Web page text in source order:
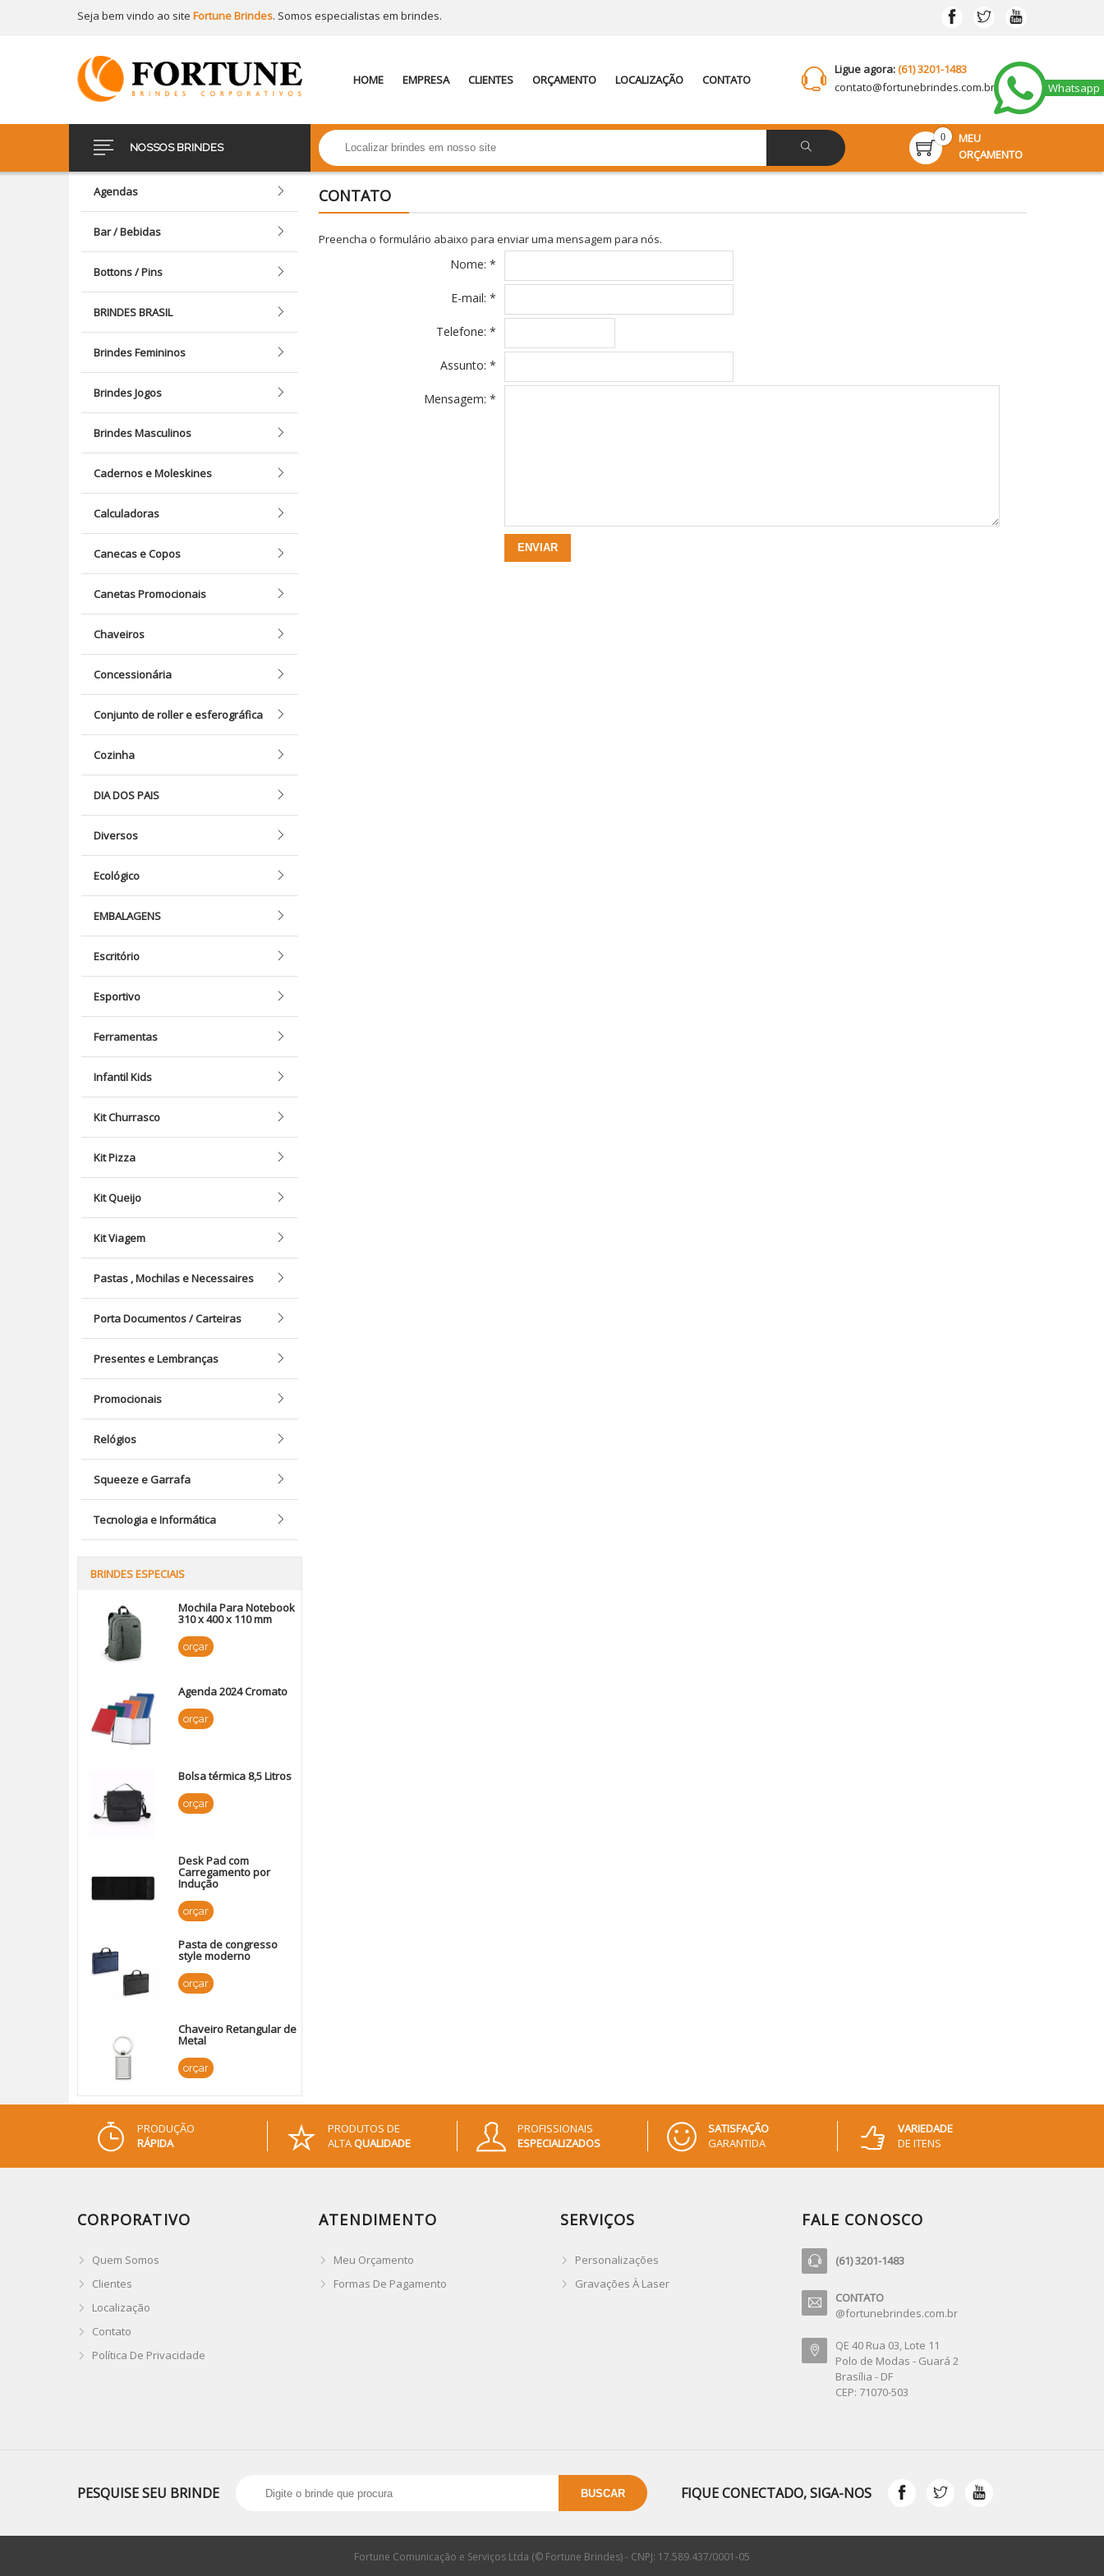
Whatsapp
Seja bem vindo ao site Fortune Brindes. Somos especialistas em brindes.
HOME EMPRESA CLIENTES ORÇAMENTO LOCALIZAÇÃO CONTATO
Ligue agora:(61) 3201-1483
contato@fortunebrindes.com.br
NOSSOS BRINDES
0
MEU
ORÇAMENTO
Agendas
Bar / Bebidas
Bottons / Pins
BRINDES BRASIL
Brindes Femininos
Brindes Jogos
Brindes Masculinos
Cadernos e Moleskines
Calculadoras
Canecas e Copos
Canetas Promocionais
Chaveiros
Concessionária
Conjunto de roller e esferográfica
Cozinha
DIA DOS PAIS
Diversos
Ecológico
EMBALAGENS
Escritório
Esportivo
Ferramentas
Infantil Kids
Kit Churrasco
Kit Pizza
Kit Queijo
Kit Viagem
Pastas , Mochilas e Necessaires
Porta Documentos / Carteiras
Presentes e Lembranças
Promocionais
Relógios
Squeeze e Garrafa
Tecnologia e Informática
BRINDES ESPECIAIS
Mochila Para Notebook
310 x 400 x 110 mm
orçar
Agenda 2024 Cromato
orçar
Bolsa térmica 8,5 Litros
orçar
Desk Pad com
Carregamento por
Indução
orçar
Pasta de congresso
style moderno
orçar
Chaveiro Retangular de
Metal
orçar
CONTATO
Preencha o formulário abaixo para enviar uma mensagem para nós.
Nome: *
E-mail: *
Telefone: *
Assunto: *
Mensagem: *
PRODUÇÃO
RÁPIDA
PRODUTOS DE
ALTAQUALIDADE
PROFISSIONAIS
ESPECIALIZADOS
SATISFAÇÃO
GARANTIDA
VARIEDADE
DE ITENS
CORPORATIVO
Quem Somos
Clientes
Localização
Contato
Política De Privacidade
ATENDIMENTO
Meu Orçamento
Formas De Pagamento
SERVIÇOS
Personalizações
Gravações À Laser
FALE CONOSCO
(61) 3201-1483
CONTATO
@fortunebrindes.com.br
QE 40 Rua 03, Lote 11
Polo de Modas - Guará 2
Brasília - DF
CEP: 71070-503
PESQUISE SEU BRINDE FIQUE CONECTADO, SIGA-NOS
Fortune Comunicação e Serviços Ltda (© Fortune Brindes) - CNPJ: 17.589.437/0001-05